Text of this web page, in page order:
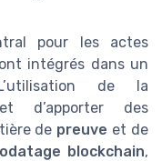
pour les actes
intégrés dans un
de la
d’apporter des
de preuve et de
blockchain,